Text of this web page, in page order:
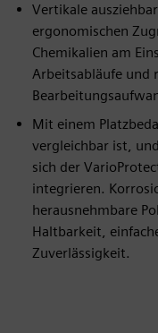
Vertikale
ergonomischen
Chemikalien am
Arbeitsabläufe und
Mit einem
vergleichbar ist,
sich der
integrieren.
herausnehmbare
Haltbarkeit,
Zuverlässigkeit.